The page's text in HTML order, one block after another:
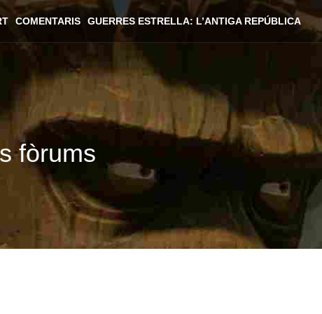
COMENTARIS GUERRES ESTRELLA: L’ANTIGA REPÚBLICA
fòrums